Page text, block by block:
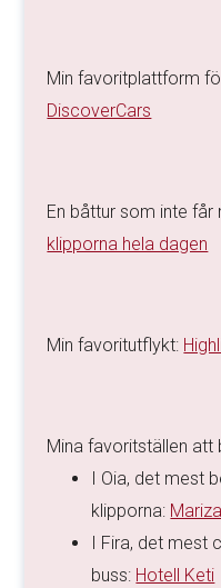
Min favoritplattform
DiscoverCars
En båttur som inte får
klipporna hela dagen
Min favoritutflykt:
Mina favoritställen att
I Oia, det mest
klipporna:
I Fira, det
buss: Hotell Keti